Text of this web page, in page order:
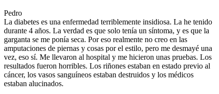
Pedro
La diabetes es una enfermedad terriblemente insidiosa. La he tenido
durante 4 años. La verdad es que solo tenía un síntoma, y es que la
garganta se me ponía seca. Por eso realmente no creo en las
amputaciones de piernas y cosas por el estilo, pero me desmayé una
vez, eso sí. Me llevaron al hospital y me hicieron unas pruebas. Los
resultados fueron horribles. Los riñones estaban en estado previo al
cáncer, los vasos sanguíneos estaban destruidos y los médicos
estaban alucinados.